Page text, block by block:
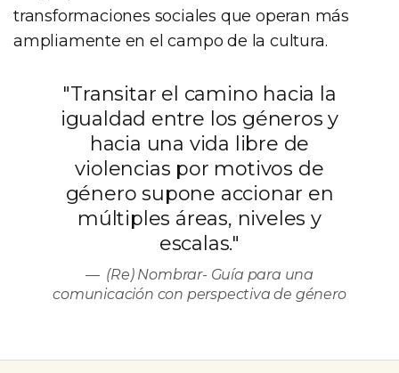
transformaciones sociales que operan más
ampliamente en el campo de la cultura.
"Transitar el camino hacia la
igualdad entre los géneros y
hacia una vida libre de
violencias por motivos de
género supone accionar en
múltiples áreas, niveles y
escalas."
(Re) Nombrar- Guía para una
comunicación con perspectiva de género